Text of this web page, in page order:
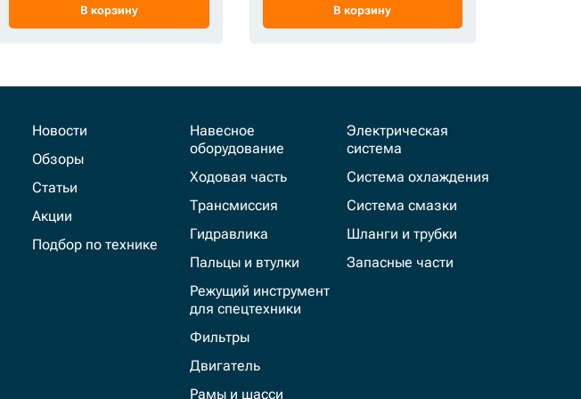
В корзину В корзину
Новости
Обзоры
Статьи
Акции
Подбор по технике
Навесное
оборудование
Ходовая часть
Трансмиссия
Гидравлика
Пальцы и втулки
Режущий инструмент
для спецтехники
Фильтры
Двигатель
Рамы и шасси
Электрическая
система
Система охлаждения
Система смазки
Шланги и трубки
Запасные части